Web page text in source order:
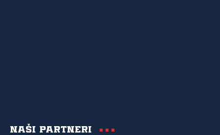
Naši partneri